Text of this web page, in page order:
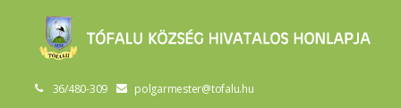
36/480-309 polgarmester@tofalu.hu